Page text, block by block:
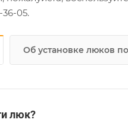
05.
Об установке люков
люк?